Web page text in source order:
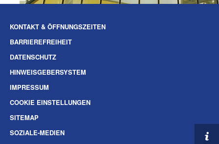
KONTAKT & ÖFFNUNGSZEITEN
BARRIEREFREIHEIT
DATENSCHUTZ
HINWEISGEBERSYSTEM
IMPRESSUM
COOKIE EINSTELLUNGEN
SITEMAP
SOZIALE-MEDIEN